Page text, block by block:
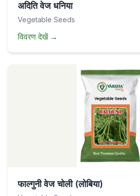
अदिति वेज धनिया
Vegetable Seeds
विवरण देखें→
फाल्गुनी वेज चोली (लोबिया)